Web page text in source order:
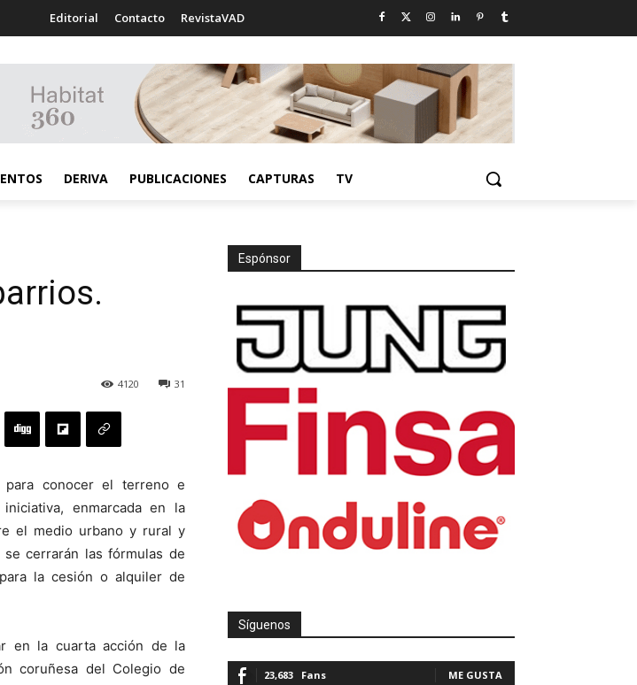
Editorial Contacto RevistaVAD
DERIVA PUBLICACIONES CAPTURAS TV
31
4120
para conocer el terreno e
enmarcada en la
el medio urbano y rural y
cerrarán las fórmulas de
la cesión o alquiler de
en la cuarta acción de la
coruñesa del Colegio de
Espónsor
Síguenos
23,683 Fans ME GUSTA